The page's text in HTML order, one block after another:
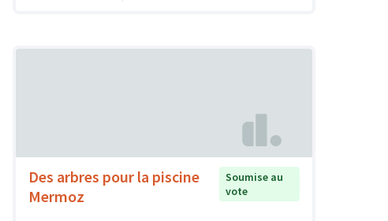
Des arbres pour la piscine
Mermoz
Soumise au
vote